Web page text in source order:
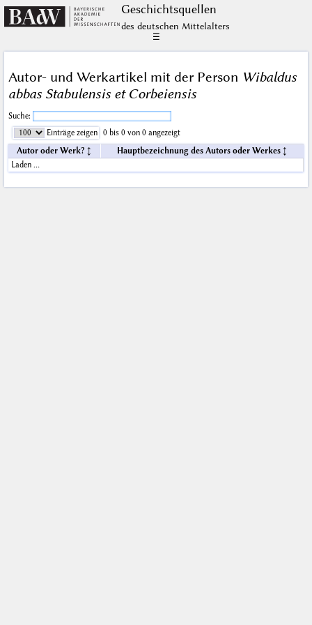
Geschichts­quellen
des deutschen Mittelalters
☰
Autor- und Werkartikel mit der Person Wibaldus
abbas Stabulensis et Corbeiensis
Suche:
Einträge zeigen
0 bis 0 von 0 angezeigt
Autor oder Werk?
Hauptbezeichnung des Autors oder Werkes
Laden …